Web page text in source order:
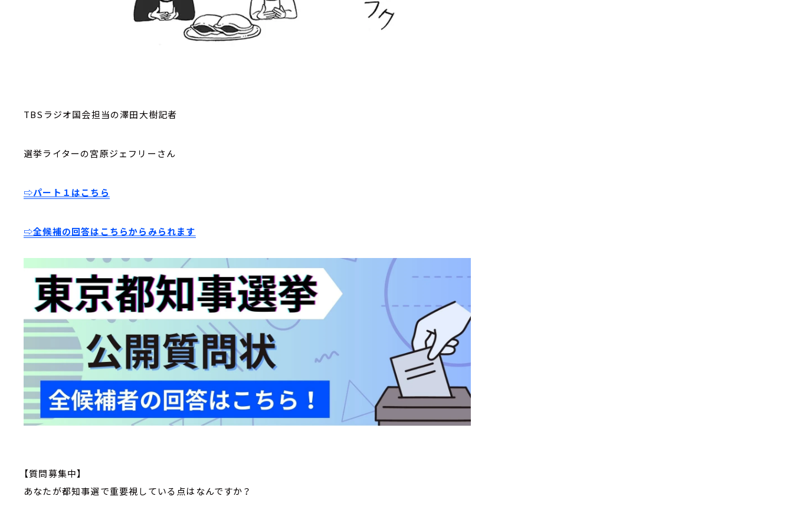
TBSラジオ国会担当の澤田大樹記者
選挙ライターの宮原ジェフリーさん
⇨パート１はこちら
⇨全候補の回答はこちらからみられます
【質問募集中】
あなたが都知事選で重要視している点はなんですか？